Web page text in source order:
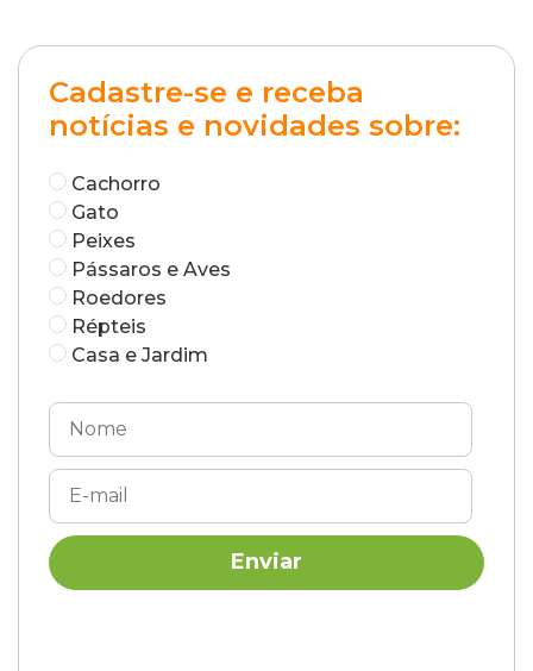
Cadastre-se e receba
notícias e novidades sobre:
Cachorro
Gato
Peixes
Pássaros e Aves
Roedores
Répteis
Casa e Jardim